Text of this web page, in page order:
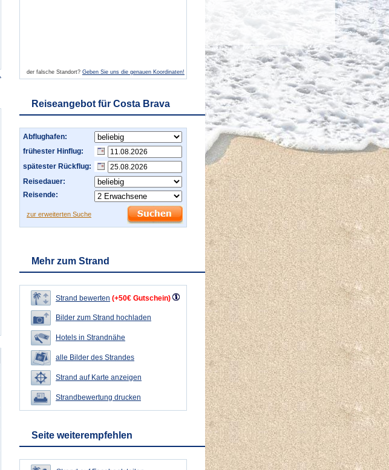
der falsche Standort? Geben Sie uns die genauen Koordinaten!
Reiseangebot für Costa Brava
Abflughafen:
frühester Hinflug:
spätester Rückflug:
Reisedauer:
Reisende:
zur erweiterten Suche
Mehr zum Strand
Strand bewerten (+50€ Gutschein)
Bilder zum Strand hochladen
Hotels in Strandnähe
alle Bilder des Strandes
Strand auf Karte anzeigen
Strandbewertung drucken
Seite weiterempfehlen